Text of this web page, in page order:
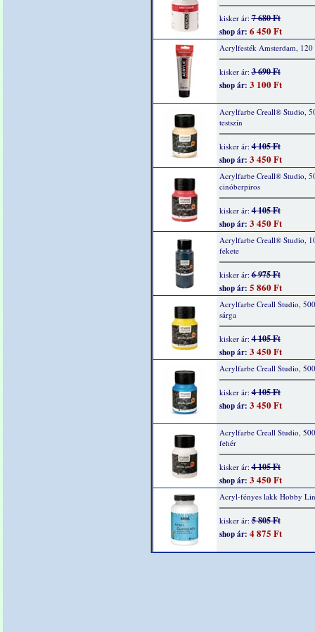
kisker ár:7 680 Ft
shop ár: 6 450 Ft
Acrylfesték Amsterdam, 120
kisker ár:3 690 Ft
shop ár: 3 100 Ft
Acrylfarbe Creall® Studio,
testszín
kisker ár:4 105 Ft
shop ár: 3 450 Ft
Acrylfarbe Creall® Studio,
cinóberpiros
kisker ár:4 105 Ft
shop ár: 3 450 Ft
Acrylfarbe Creall® Studio,
fekete
kisker ár:6 975 Ft
shop ár: 5 860 Ft
Acrylfarbe Creall Studio,
sárga
kisker ár:4 105 Ft
shop ár: 3 450 Ft
Acrylfarbe Creall Studio,
kisker ár:4 105 Ft
shop ár: 3 450 Ft
Acrylfarbe Creall Studio,
fehér
kisker ár:4 105 Ft
shop ár: 3 450 Ft
Acryl-fényes lakk Hobby
kisker ár:5 805 Ft
shop ár: 4 875 Ft